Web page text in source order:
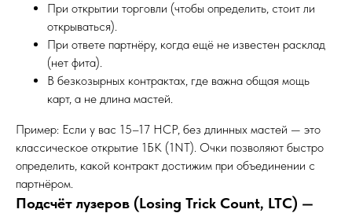
При открытии торговли (чтобы определить, стоит ли
открываться).
При ответе партнёру, когда ещё не известен расклад
(нет фита).
В безкозырных контрактах, где важна общая мощь
карт, а не длина мастей.
Пример: Если у вас 15–17 HCP, без длинных мастей — это
классическое открытие 1БК (1NT). Очки позволяют быстро
определить, какой контракт достижим при объединении с
партнёром.
Подсчёт лузеров (Losing Trick Count, LTC) —